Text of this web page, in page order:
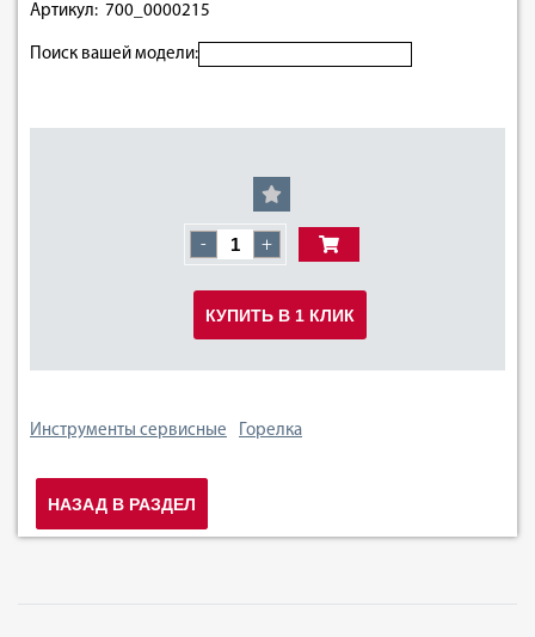
Артикул: 700_0000215
Поиск вашей модели:
- +
КУПИТЬ В 1 КЛИК
Инструменты сервисные Горелка
НАЗАД В РАЗДЕЛ